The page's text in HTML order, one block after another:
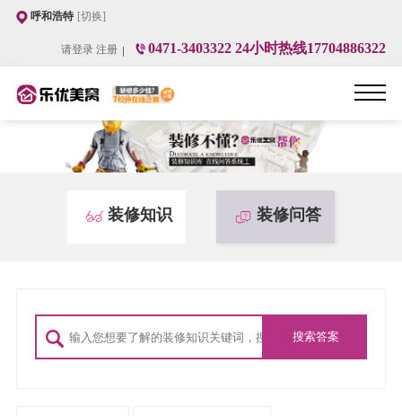
呼和浩特 [切换]
请登录 注册 0471-3403322 24小时热线17704886322
装修知识 装修问答